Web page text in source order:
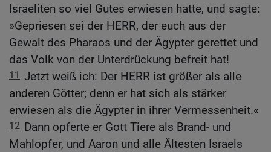
Israeliten so viel Gutes erwiesen hatte, und sagte:
»Gepriesen sei der HERR, der euch aus der
Gewalt des Pharaos und der Ägypter gerettet und
das Volk von der Unterdrückung befreit hat!
11 Jetzt weiß ich: Der HERR ist größer als alle
anderen Götter; denn er hat sich als stärker
erwiesen als die Ägypter in ihrer Vermessenheit.«
12 Dann opferte er Gott Tiere als Brand- und
Mahlopfer, und Aaron und alle Ältesten Israels